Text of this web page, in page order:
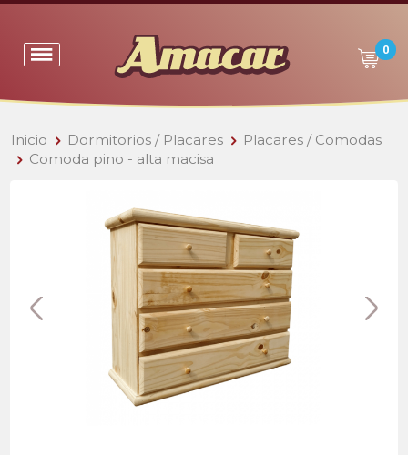
0
Inicio Dormitorios / Placares
Placares / Comodas
Comoda pino - alta macisa